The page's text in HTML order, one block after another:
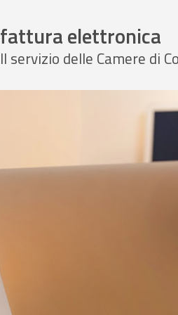
fattura elettronica
Il servizio delle Camere di